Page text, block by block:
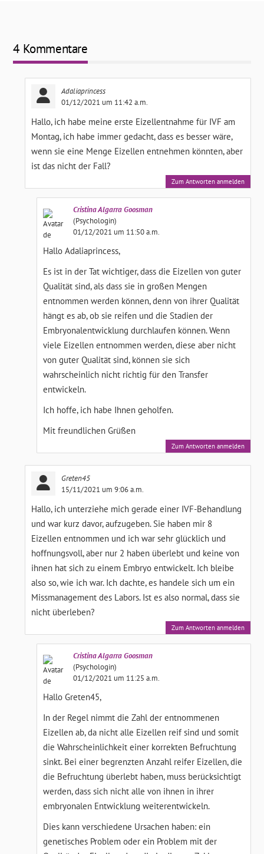
4 Kommentare
Adaliaprincess
01/12/2021 um 11:42 a.m.
Hallo, ich habe meine erste Eizellentnahme für IVF am
Montag, ich habe immer gedacht, dass es besser wäre,
wenn sie eine Menge Eizellen entnehmen könnten, aber
ist das nicht der Fall?
Zum Antworten anmelden
CristinaAlgarra Goosman
(Psychologin)
01/12/2021 um 11:50 a.m.
Hallo Adaliaprincess,
Es ist in der Tat wichtiger, dass die Eizellen von guter
Qualität sind, als dass sie in großen Mengen
entnommen werden können, denn von ihrer Qualität
hängt es ab, ob sie reifen und die Stadien der
Embryonalentwicklung durchlaufen können. Wenn
viele Eizellen entnommen werden, diese aber nicht
von guter Qualität sind, können sie sich
wahrscheinlich nicht richtig für den Transfer
entwickeln.
Ich hoffe, ich habe Ihnen geholfen.
Mit freundlichen Grüßen
Zum Antworten anmelden
Greten45
15/11/2021 um 9:06 a.m.
Hallo, ich unterziehe mich gerade einer IVF-Behandlung
und war kurz davor, aufzugeben. Sie haben mir 8
Eizellen entnommen und ich war sehr glücklich und
hoffnungsvoll, aber nur 2 haben überlebt und keine von
ihnen hat sich zu einem Embryo entwickelt. Ich bleibe
also so, wie ich war. Ich dachte, es handele sich um ein
Missmanagement des Labors. Ist es also normal, dass sie
nicht überleben?
Zum Antworten anmelden
CristinaAlgarra Goosman
(Psychologin)
01/12/2021 um 11:25 a.m.
Hallo Greten45,
In der Regel nimmt die Zahl der entnommenen
Eizellen ab, da nicht alle Eizellen reif sind und somit
die Wahrscheinlichkeit einer korrekten Befruchtung
sinkt. Bei einer begrenzten Anzahl reifer Eizellen, die
die Befruchtung überlebt haben, muss berücksichtigt
werden, dass sich nicht alle von ihnen in ihrer
embryonalen Entwicklung weiterentwickeln.
Dies kann verschiedene Ursachen haben: ein
genetisches Problem oder ein Problem mit der